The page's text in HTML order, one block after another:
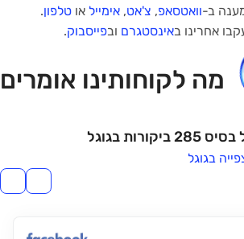
ב-וואטסאפ, צ'אט, אימייל או טלפון.
אחרינו באינסטגרם ובפייסבוק.
מה לקוחותינו אומרים
בגוגל